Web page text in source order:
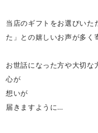
当店のギフトをお選びいた
た」との嬉しいお声が多く
お世話になった方や大切な
心が
想いが
届きますように…